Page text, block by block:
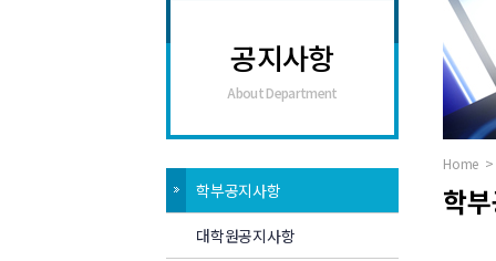
공지사항
About Department
학부공지사항
대학원공지사항
Home >
학